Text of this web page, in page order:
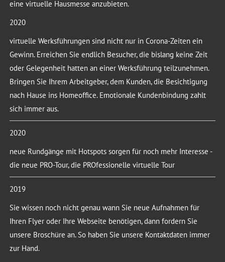
eine virtuelle Hausmesse anzubieten.
2020
virtuelle Werksführungen sind nicht nur in Corona-Zeiten ein
Gewinn. Erreichen Sie endlich Besucher, die bislang keine Zeit
oder Gelegenheit hatten an einer Werksführung teilzunehmen.
Bringen Sie Ihrem Arbeitgeber, dem Kunden, die Besichtigung
nach Hause ins Homeoffice. Emotionale Kundenbindung zahlt
sich immer aus.
2020
neue Rundgänge mit Hotspots sorgen für noch mehr Interesse -
die neue PRO-Tour, die PROfessionelle virtuelle Tour
2019
Sie wissen noch nicht genau wann Sie neue Aufnahmen für
Ihren Flyer oder Ihre Webseite benötigen, dann fordern Sie
unsere Broschüre an. So haben Sie unsere Kontaktdaten immer
zur Hand.